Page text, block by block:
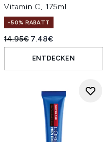
Vitamin C, 175ml
-50% RABATT
Unverbindliche
14.95€ Aktueller Preis:
7.48€
ENTDECKEN